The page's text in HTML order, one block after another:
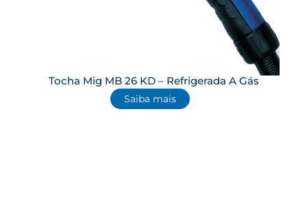
Tocha Mig MB 26 KD – Refrigerada A Gás
Saiba mais